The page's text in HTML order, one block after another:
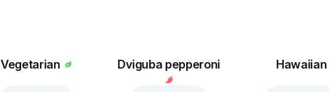
Vegetarian Dviguba pepperoni Hawaiian